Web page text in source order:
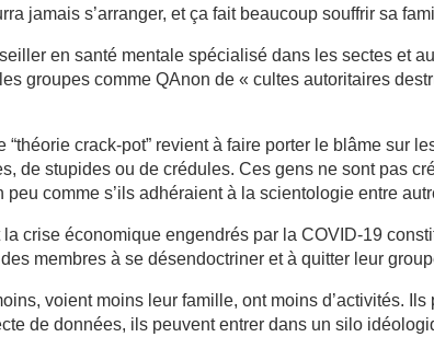
jamais s’arranger, et ça fait beaucoup souffrir sa
en santé mentale spécialisé dans les sectes et
groupes comme QAnon de « cultes autoritaires
“théorie crack-pot” revient à faire porter le blâme sur
de stupides ou de crédules. Ces gens ne sont pas
peu comme s’ils adhéraient à la scientologie entre
la crise économique engendrés par la COVID-19
membres à se désendoctriner et à quitter leur
voient moins leur famille, ont moins d’activités.
de données, ils peuvent entrer dans un silo